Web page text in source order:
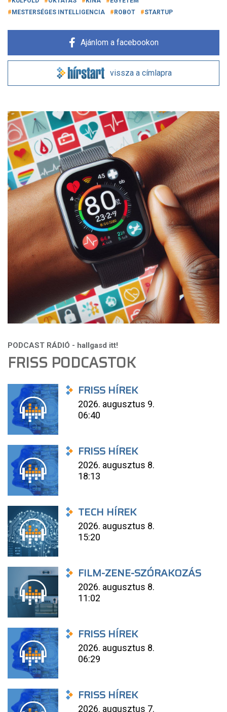
MESTERSÉGES INTELLIGENCIA
ROBOT STARTUP
Ajánlom a facebookon
vissza a címlapra
FRISS PODCASTOK
FRISS HÍREK
2026. augusztus 9.
06:40
FRISS HÍREK
2026. augusztus 8.
18:13
TECH HÍREK
2026. augusztus 8.
15:20
FILM-ZENE-SZÓRAKOZÁS
2026. augusztus 8.
11:02
FRISS HÍREK
2026. augusztus 8.
06:29
FRISS HÍREK
2026. augusztus 7.